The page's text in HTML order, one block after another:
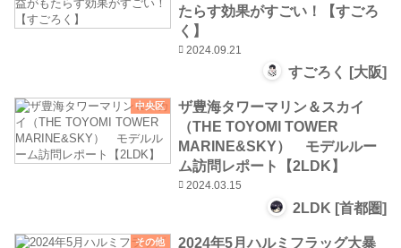
たらす効果がすごい！【すごろ
く】
2024.09.21
すごろく [大阪]
中央区
ザ豊海タワーマリン＆スカイ
（THE TOYOMI TOWER
MARINE&SKY） モデルルー
ム訪問レポート【2LDK】
2024.03.15
2LDK [首都圏]
その他
2024年5月ハルミフラッグ大暴